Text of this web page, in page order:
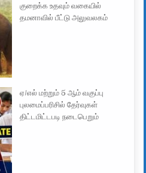
குறைக்க உதவும் வகையில்
தமனாவில் பீட்டு அலுவலகம்
ஏ/எல் மற்றும் 5 ஆம் வகுப்பு
புலமைப்பரிசில் தேர்வுகள்
திட்டமிட்டபடி நடைபெறும்